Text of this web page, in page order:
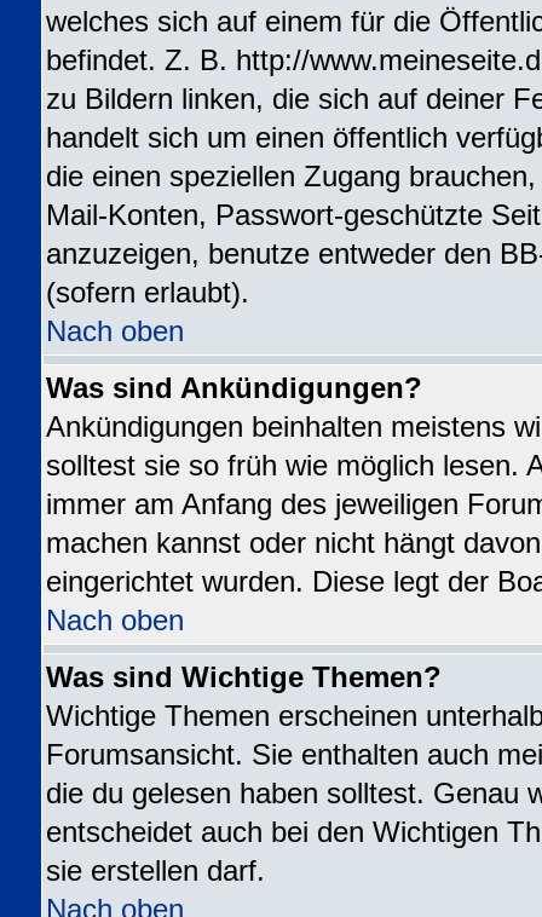
welches sich auf einem für die
befindet. Z. B. http://
zu Bildern linken, die sich auf deiner
handelt sich um einen öffentlich
die einen speziellen Zugang
Mail-Konten, Passwort-geschützte
anzuzeigen, benutze entweder den
(sofern erlaubt).
Nach oben
Was sind Ankündigungen?
Ankündigungen beinhalten meistens
solltest sie so früh wie möglich lesen.
immer am Anfang des jeweiligen
machen kannst oder nicht hängt
eingerichtet wurden. Diese legt der
Nach oben
Was sind Wichtige Themen?
Wichtige Themen erscheinen
Forumsansicht. Sie enthalten auch
die du gelesen haben solltest. Genau
entscheidet auch bei den Wichtigen
sie erstellen darf.
Nach oben